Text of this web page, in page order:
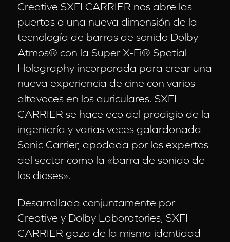
Creative SXFI CARRIER nos abre las
puertas a una nueva dimensión de la
tecnología de barras de sonido Dolby
Atmos® con la Super X-Fi® Spatial
Holography incorporada para crear una
nueva experiencia de cine con varios
altavoces en los auriculares. SXFI
CARRIER se hace eco del prodigio de la
ingeniería y varias veces galardonada
Sonic Carrier, apodada por los expertos
del sector como la «barra de sonido de
los dioses».
Desarrollada conjuntamente por
Creative y Dolby Laboratories, SXFI
CARRIER goza de la misma identidad